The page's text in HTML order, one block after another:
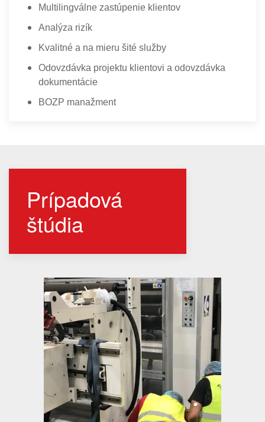
Multilingválne zastúpenie klientov
Analýza rizík
Kvalitné a na mieru šité služby
Odovzdávka projektu klientovi a odovzdávka
dokumentácie
BOZP manažment
Prípadová
štúdia